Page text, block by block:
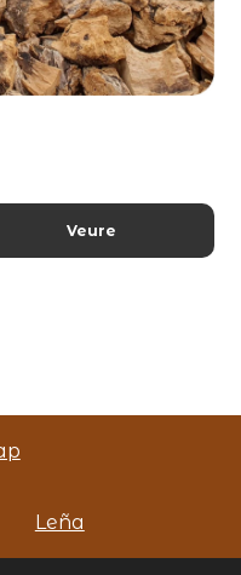
Veure
Leña